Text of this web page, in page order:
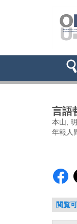
言語
本山,
年報人
閲覧